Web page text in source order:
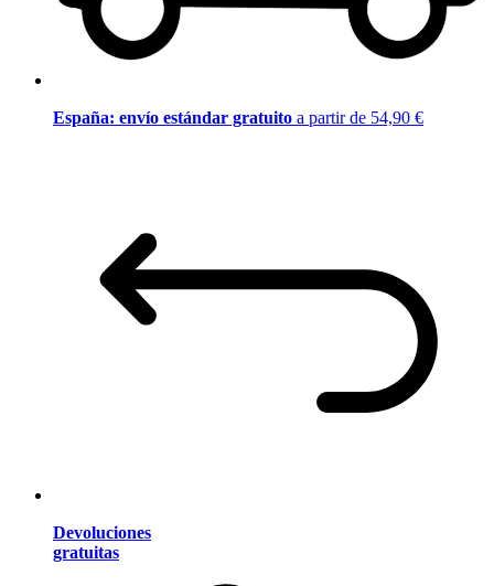
España: envío estándar gratuito a partir de 54,90 €
Devoluciones
gratuitas